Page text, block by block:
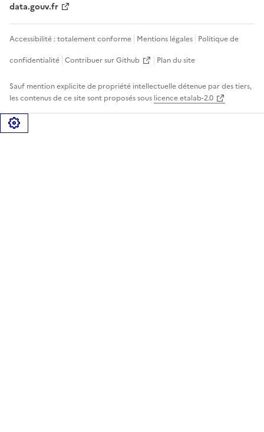
data.gouv.fr
Accessibilité : totalement conforme Mentions légales Politique de
confidentialité Contribuer sur Github Plan du site
Sauf mention explicite de propriété intellectuelle détenue par des tiers,
les contenus de ce site sont proposés sous licence etalab-2.0
Gérer les cookies